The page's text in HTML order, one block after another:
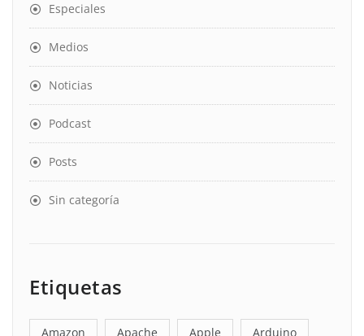
Especiales
Medios
Noticias
Podcast
Posts
Sin categoría
Etiquetas
Amazon Apache Apple Arduino